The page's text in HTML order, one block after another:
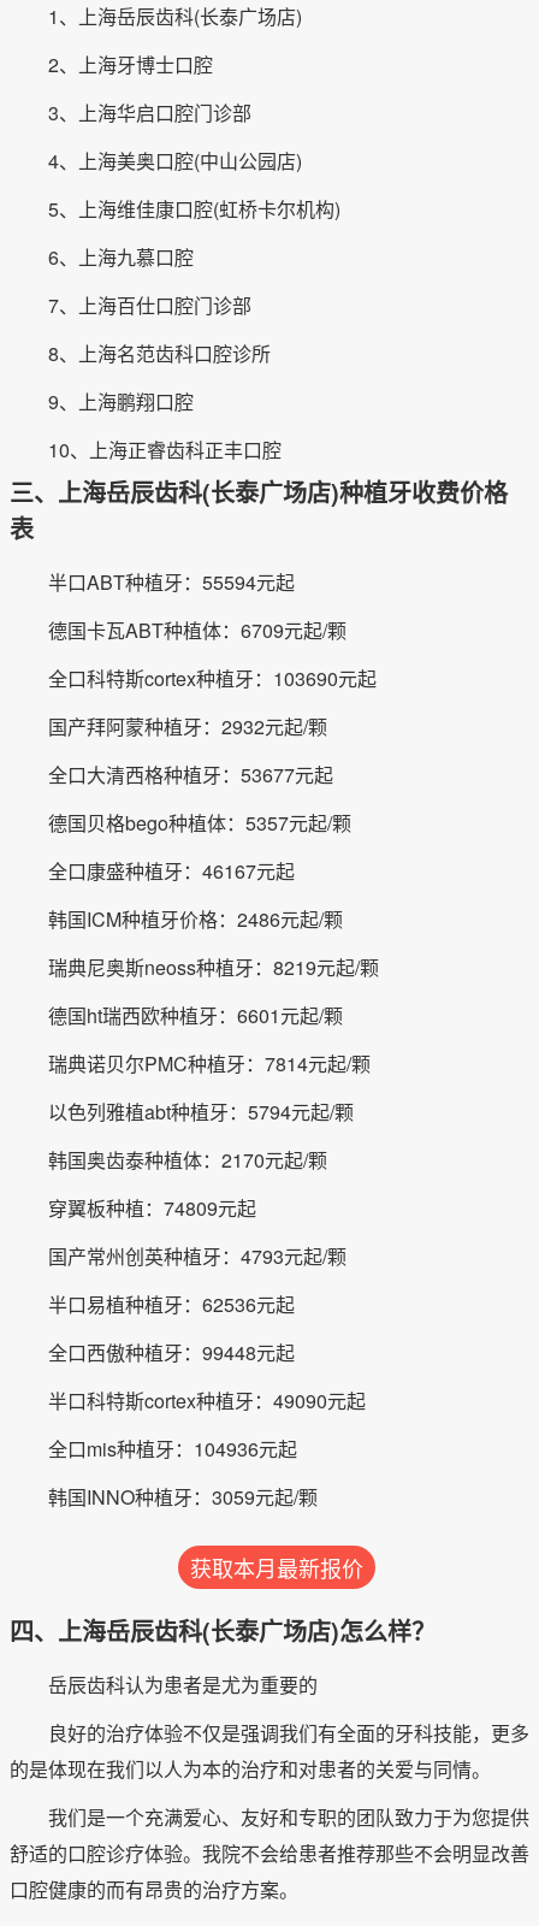
1、上海岳辰齿科(长泰广场店)
2、上海牙博士口腔
3、上海华启口腔门诊部
4、上海美奥口腔(中山公园店)
5、上海维佳康口腔(虹桥卡尔机构)
6、上海九慕口腔
7、上海百仕口腔门诊部
8、上海名范齿科口腔诊所
9、上海鹏翔口腔
10、上海正睿齿科正丰口腔
三、上海岳辰齿科(长泰广场店)种植牙收费价格
表
半口ABT种植牙：55594元起
德国卡瓦ABT种植体：6709元起/颗
全口科特斯cortex种植牙：103690元起
国产拜阿蒙种植牙：2932元起/颗
全口大清西格种植牙：53677元起
德国贝格bego种植体：5357元起/颗
全口康盛种植牙：46167元起
韩国ICM种植牙价格：2486元起/颗
瑞典尼奥斯neoss种植牙：8219元起/颗
德国ht瑞西欧种植牙：6601元起/颗
瑞典诺贝尔PMC种植牙：7814元起/颗
以色列雅植abt种植牙：5794元起/颗
韩国奥齿泰种植体：2170元起/颗
穿翼板种植：74809元起
国产常州创英种植牙：4793元起/颗
半口易植种植牙：62536元起
全口西傲种植牙：99448元起
半口科特斯cortex种植牙：49090元起
全口mis种植牙：104936元起
韩国INNO种植牙：3059元起/颗
获取本月最新报价
四、上海岳辰齿科(长泰广场店)怎么样？
岳辰齿科认为患者是尤为重要的
良好的治疗体验不仅是强调我们有全面的牙科技能，更多
的是体现在我们以人为本的治疗和对患者的关爱与同情。
我们是一个充满爱心、友好和专职的团队致力于为您提供
舒适的口腔诊疗体验。我院不会给患者推荐那些不会明显改善
口腔健康的而有昂贵的治疗方案。